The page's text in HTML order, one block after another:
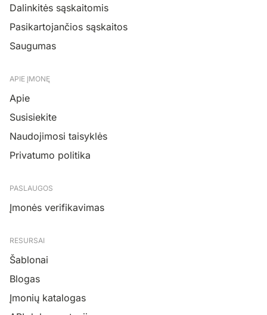
Dalinkitės sąskaitomis
Pasikartojančios sąskaitos
Saugumas
APIE ĮMONĘ
Apie
Susisiekite
Naudojimosi taisyklės
Privatumo politika
PASLAUGOS
Įmonės verifikavimas
RESURSAI
Šablonai
Blogas
Įmonių katalogas